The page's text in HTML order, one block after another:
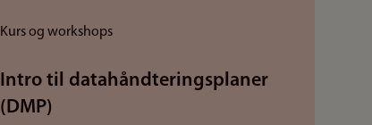
Kurs og workshops
Intro til datahåndteringsplaner
(DMP)